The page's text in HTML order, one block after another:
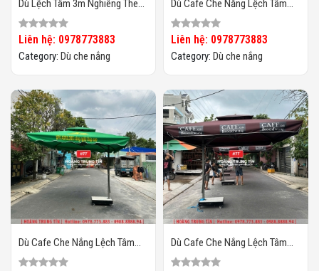
Dù Lệch Tâm 3m Nghiêng Theo
Chiều Nắng HTT03
Liên hệ: 0978773883
Category: Dù che nắng
Dù Cafe Che Nắng Lệch Tâm
Vuông 3m HTT-06
Liên hệ: 0978773883
Category: Dù che nắng
Dù Cafe Che Nắng Lệch Tâm
Vuông 3m HTT-05
Dù Cafe Che Nắng Lệch Tâm
Vuông 3m HTT-04